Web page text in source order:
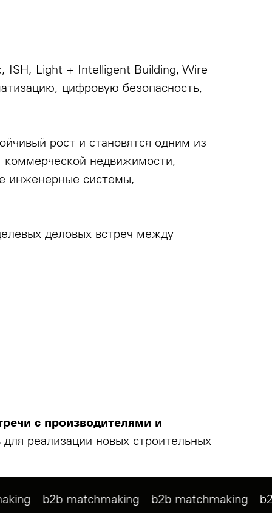
ISH, Light + Intelligent Building, Wire
цифровую безопасность,
рост и становятся одним из
коммерческой недвижимости,
инженерные системы,
деловых встреч между
с производителями и
реализации новых строительных
b2b matchmaking b2b matchmaking